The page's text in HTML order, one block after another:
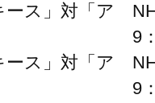
ス」対「ア
9
ス」対「ア
9